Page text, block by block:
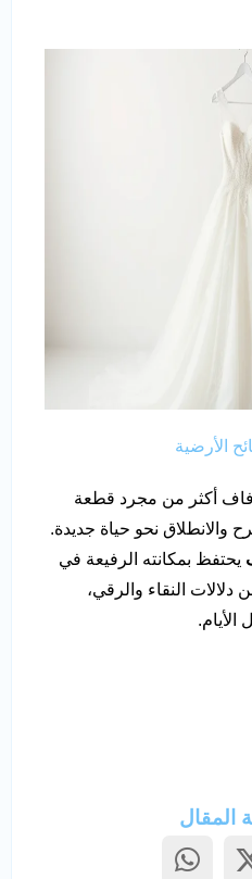
الأرضية
أكثر من مجرد قطعة
والانطلاق نحو حياة جديدة.
يحتفظ بمكانته الرفيعة في
النقاء والرقي،
المقال